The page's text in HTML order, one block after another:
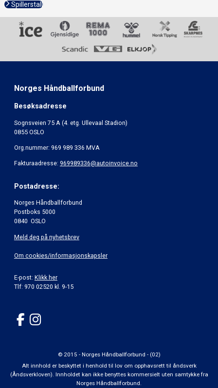
Spillerstall
Norges Håndballforbund
Besøksadresse
Sognsveien 75 A (4. etg. Ullevaal Stadion)
0855 OSLO
Org.nummer: 969 989 336 MVA
Fakturaadresse: 969989336@autoinvoice.no
Postadresse:
Norges Håndballforbund
Postboks 5000
0840 OSLO
Meld deg på nyhetsbrev
Om cookies/informasjonskapsler
E-post: Klikk her
Tlf: 970 02520 kl. 9-15
© 2015 - Norges Håndballforbund - (02)
Alt innhold er beskyttet i henhold til lov om opphavsrett til åndsverk
(Åndsverkloven). Innholdet kan ikke benyttes kommersielt uten samtykke fra
Norges Håndballforbund.